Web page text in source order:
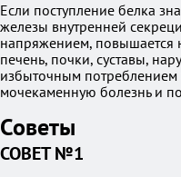
Если поступление белка
железы внутренней
напряжением, повышается
печень, почки, суставы,
избыточным потреблением
мочекаменную болезнь и
Советы
СОВЕТ №1